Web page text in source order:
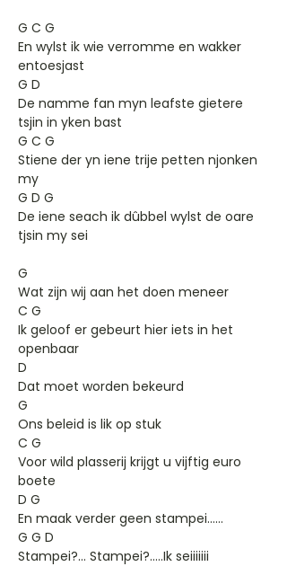
G C G
En wylst ik wie verromme en wakker
entoesjast
G D
De namme fan myn leafste gietere
tsjin in yken bast
G C G
Stiene der yn iene trije petten njonken
my
G D G
De iene seach ik dûbbel wylst de oare
tjsin my sei
G
Wat zijn wij aan het doen meneer
C G
Ik geloof er gebeurt hier iets in het
openbaar
D
Dat moet worden bekeurd
G
Ons beleid is lik op stuk
C G
Voor wild plasserij krijgt u vijftig euro
boete
D G
En maak verder geen stampei……
G G D
Stampei?... Stampei?.....Ik seiiiiiii